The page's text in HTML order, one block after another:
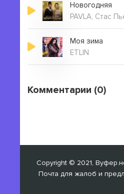
Новогодняя
PAVLA, Стас
Моя зима
ETLIN
Комментарии (0)
Copyright © 2021,
Почта для жалоб и